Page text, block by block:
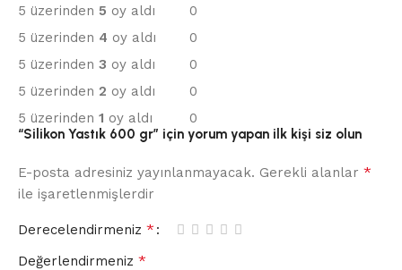
5 üzerinden 5 oy aldı
0
5 üzerinden 4 oy aldı
0
5 üzerinden 3 oy aldı
0
5 üzerinden 2 oy aldı
0
5 üzerinden 1 oy aldı 0
“Silikon Yastık 600 gr” için yorum yapan ilk kişi siz olun
E-posta adresiniz yayınlanmayacak. Gerekli alanlar *
ile işaretlenmişlerdir
Derecelendirmeniz *
Değerlendirmeniz *